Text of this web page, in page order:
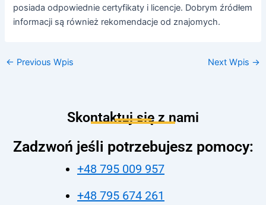
posiada odpowiednie certyfikaty i licencje. Dobrym źródłem
informacji są również rekomendacje od znajomych.
← Previous Wpis Next Wpis →
Skontaktuj się z nami
Zadzwoń jeśli potrzebujesz pomocy:
+48 795 009 957
+48 795 674 261